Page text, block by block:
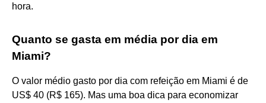
hora.
Quanto se gasta em média por dia em
Miami?
O valor médio gasto por dia com refeição em Miami é de
US$ 40 (R$ 165). Mas uma boa dica para economizar